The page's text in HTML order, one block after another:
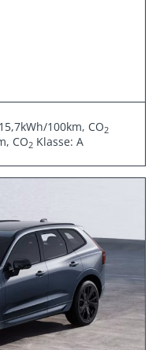
100km, CO2
CO2 Klasse: A